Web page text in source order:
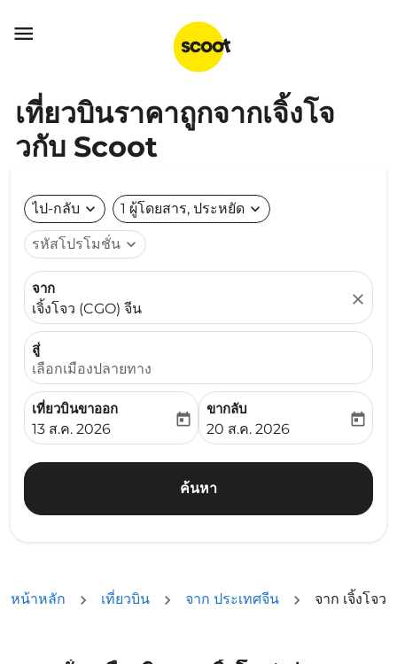

เที่ยวบินราคาถูกจากเจิ้งโจ
วกับ Scoot
ไป-กลับ expand_more 1 ผู้โดยสาร, ประหยัด expand_more
รหัสโปรโมชั่น expand_more
จาก
เจิ้งโจว (CGO) จีน
close
สู่
เลือกเมืองปลายทาง
เที่ยวบินขาออก
fc-booking-departure-date-aria-label
13 ส.ค. 2026
today
ขากลับ
fc-booking-return-date-
20 ส.ค. 2026
today
ค้นหา
หน้าหลัก เที่ยวบิน จาก ประเทศจีน จาก เจิ้งโจว